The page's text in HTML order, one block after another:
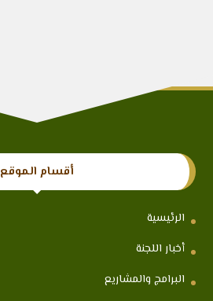
أقسام الموقع
الرئيسية
أخبار اللجنة
البرامج والمشاريع